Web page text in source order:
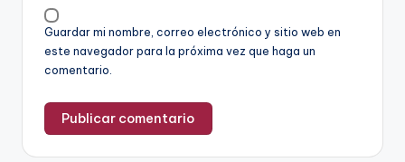
Guardar mi nombre, correo electrónico y sitio web en
este navegador para la próxima vez que haga un
comentario.